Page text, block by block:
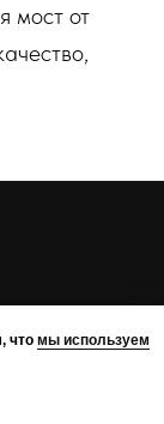
мост от
что мы используем